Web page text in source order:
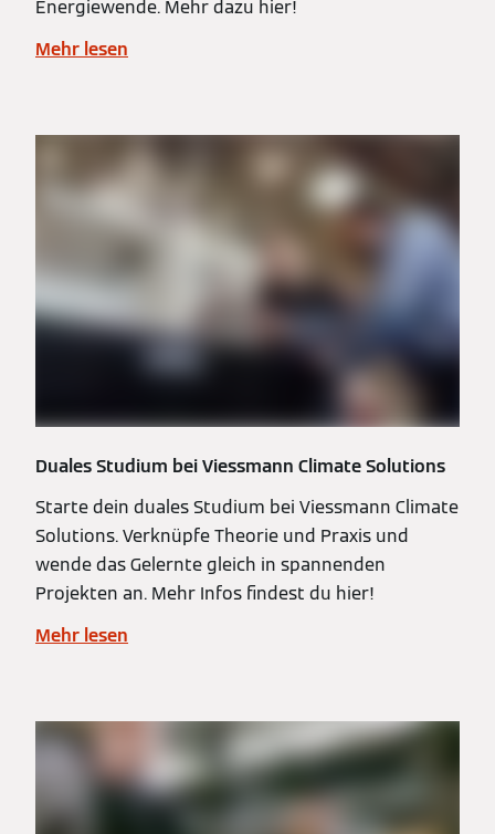
Energiewende. Mehr dazu hier!
Mehr lesen
Duales Studium bei Viessmann Climate Solutions
Starte dein duales Studium bei Viessmann Climate
Solutions. Verknüpfe Theorie und Praxis und
wende das Gelernte gleich in spannenden
Projekten an. Mehr Infos findest du hier!
Mehr lesen